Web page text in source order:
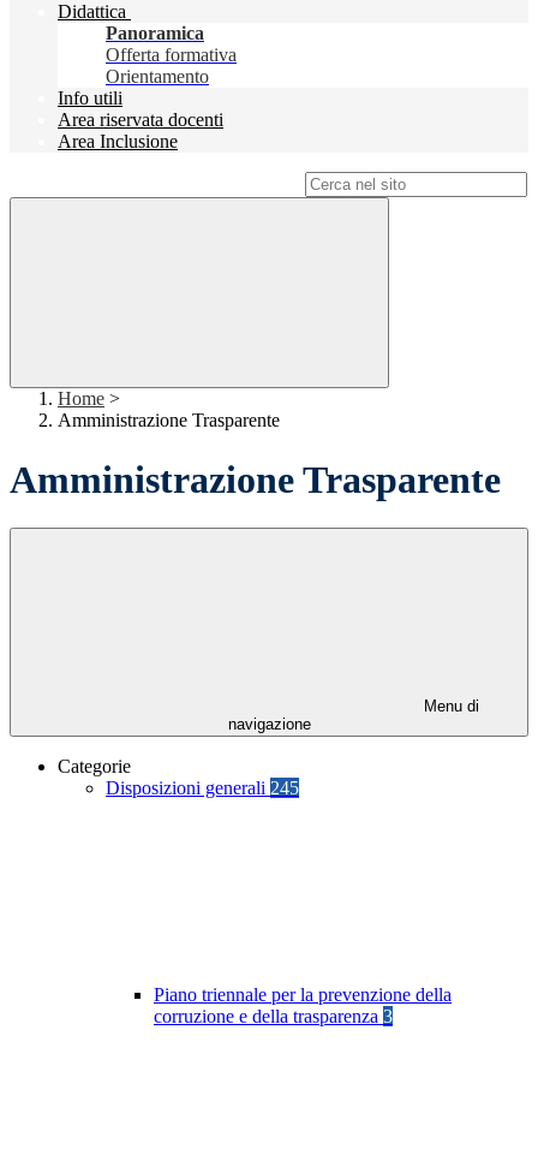
Didattica
Panoramica
Offerta formativa
Orientamento
Info utili
Area riservata docenti
Area Inclusione
Home >
Amministrazione Trasparente
Amministrazione Trasparente
Menu di
navigazione
Categorie
Disposizioni generali 245
Piano triennale per la prevenzione della
corruzione e della trasparenza 3